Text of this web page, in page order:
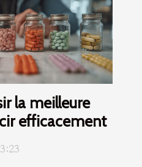
la meilleure
efficacement